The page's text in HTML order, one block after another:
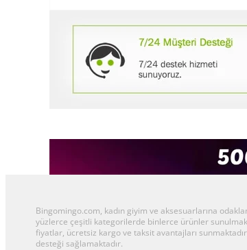
Bingomingo.com, kadın giyim ve aksesuarlarına
yüzlerce çeşitli kategorilerde binlerce ürünler
fiyatlar, ücretsiz kargo ve taksit avantajları
desteği sağlamaktadır.